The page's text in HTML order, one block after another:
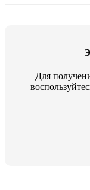
Для